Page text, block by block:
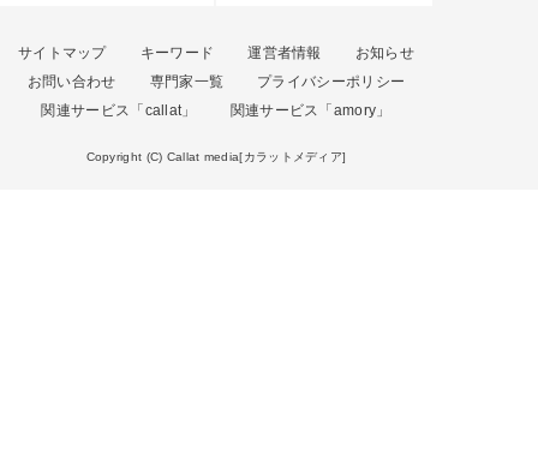
サイトマップ キーワード 運営者情報
お知らせ
お問い合わせ
専門家一覧
プライバシーポリシー
関連サービス「callat」
関連サービス「amory」
Copyright (C) Callat media[カラットメディア]